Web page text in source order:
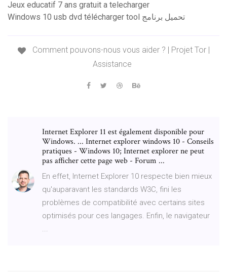
Jeux educatif 7 ans gratuit a telecharger
Windows 10 usb dvd télécharger tool تحميل برنامج
Comment pouvons-nous vous aider ? | Projet Tor |
Assistance
Internet Explorer 11 est également disponible pour
Windows. ... Internet explorer windows 10 - Conseils
pratiques - Windows 10; Internet explorer ne peut
pas afficher cette page web - Forum ...
En effet, Internet Explorer 10 respecte bien mieux
qu'auparavant les standards W3C, fini les
problèmes de compatibilité avec certains sites
optimisés pour ces langages. Enfin, le navigateur
...